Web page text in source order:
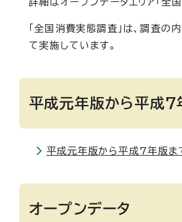
「全国消費実態調査」は、調査
て実施しています。
平成元年版から平成7
平成元年版から平成7年版
オープンデータ